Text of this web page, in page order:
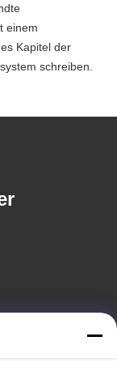
einem
Kapitel der
schreiben.